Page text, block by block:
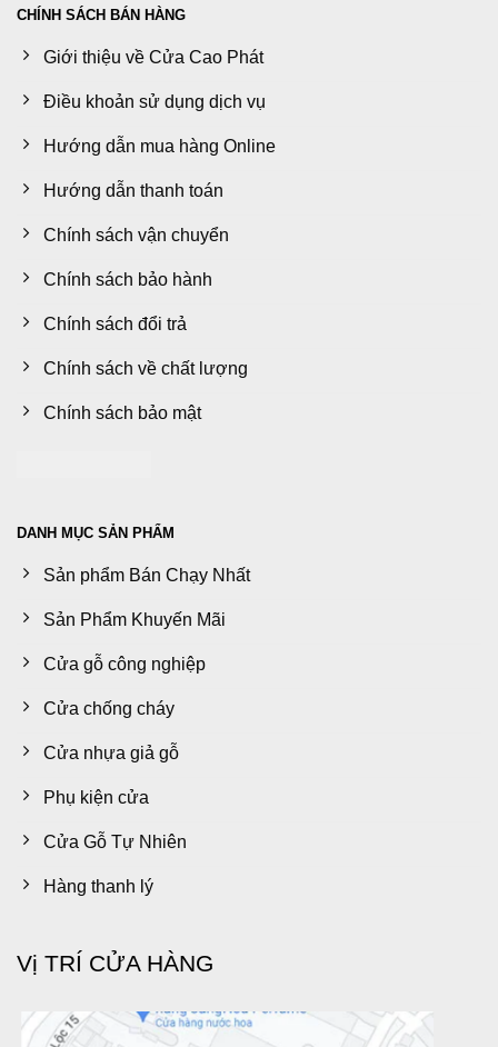
CHÍNH SÁCH BÁN HÀNG
Giới thiệu về Cửa Cao Phát
Điều khoản sử dụng dịch vụ
Hướng dẫn mua hàng Online
Hướng dẫn thanh toán
Chính sách vận chuyển
Chính sách bảo hành
Chính sách đổi trả
Chính sách về chất lượng
Chính sách bảo mật
DANH MỤC SẢN PHẨM
Sản phẩm Bán Chạy Nhất
Sản Phẩm Khuyến Mãi
Cửa gỗ công nghiệp
Cửa chống cháy
Cửa nhựa giả gỗ
Phụ kiện cửa
Cửa Gỗ Tự Nhiên
Hàng thanh lý
Vị TRÍ CỬA HÀNG